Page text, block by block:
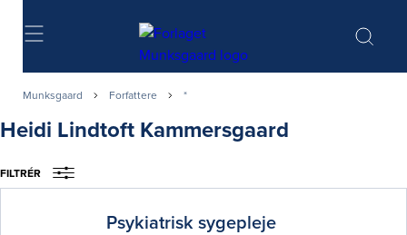
Søg
Munksgaard Forfattere *
Heidi Lindtoft Kammersgaard
FILTRÉR
Psykiatrisk sygepleje